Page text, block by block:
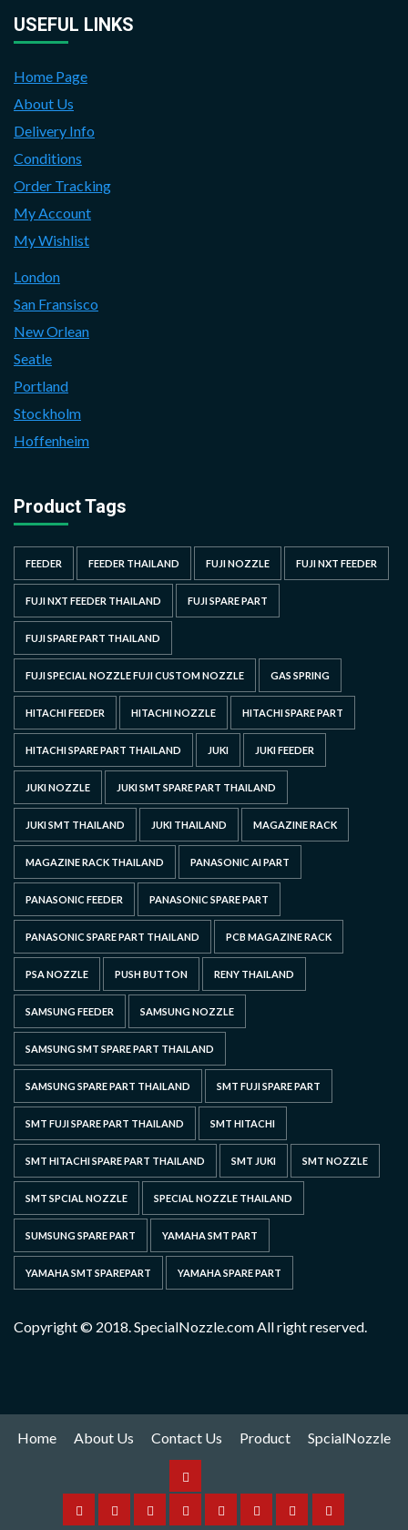
USEFUL LINKS
Home Page
About Us
Delivery Info
Conditions
Order Tracking
My Account
My Wishlist
London
San Fransisco
New Orlean
Seatle
Portland
Stockholm
Hoffenheim
Product Tags
FEEDER FEEDER THAILAND FUJI NOZZLE FUJI NXT FEEDER
FUJI NXT FEEDER THAILAND FUJI SPARE PART
FUJI SPARE PART THAILAND
FUJI SPECIAL NOZZLE FUJI CUSTOM NOZZLE GAS SPRING
HITACHI FEEDER HITACHI NOZZLE HITACHI SPARE PART
HITACHI SPARE PART THAILAND JUKI JUKI FEEDER
JUKI NOZZLE JUKI SMT SPARE PART THAILAND
JUKI SMT THAILAND JUKI THAILAND MAGAZINE RACK
MAGAZINE RACK THAILAND PANASONIC AI PART
PANASONIC FEEDER PANASONIC SPARE PART
PANASONIC SPARE PART THAILAND PCB MAGAZINE RACK
PSA NOZZLE PUSH BUTTON RENY THAILAND
SAMSUNG FEEDER SAMSUNG NOZZLE
SAMSUNG SMT SPARE PART THAILAND
SAMSUNG SPARE PART THAILAND SMT FUJI SPARE PART
SMT FUJI SPARE PART THAILAND SMT HITACHI
SMT HITACHI SPARE PART THAILAND SMT JUKI SMT NOZZLE
SMT SPCIAL NOZZLE SPECIAL NOZZLE THAILAND
SUMSUNG SPARE PART YAMAHA SMT PART
YAMAHA SMT SPAREPART YAMAHA SPARE PART
Copyright © 2018. SpecialNozzle.com All right reserved.
Home About Us Contact Us Product SpcialNozzle
HomeAboutContact
Product
SpareYamaha
I HitachiSpcialNozzle